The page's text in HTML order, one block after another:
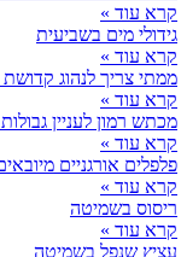
קרא עוד »
גידולי מים בשביעית
קרא עוד »
ממתי צריך לנהוג
קרא עוד »
מכתש רמון לעניין
קרא עוד »
פלפלים אורגניים
קרא עוד »
ריסוס בשמיטה
קרא עוד »
עציץ שנפל בשמיטה